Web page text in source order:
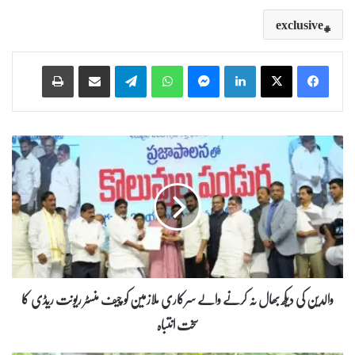
exclusive
LinkedIn
WhatsApp
Telegram
و
ا
ل
د
ی
ن
ک
ی
د
والدین کی دیکھ بھال نہ کرنے والے سرکاری ملازمین کو چیف منسٹر ریونت ریڈی کا
سخت انتباہ